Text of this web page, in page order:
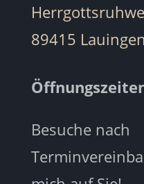
89415
Besuche nach